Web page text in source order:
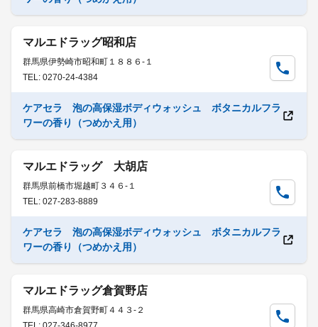
マルエドラッグ昭和店
群馬県伊勢崎市昭和町１８８６-１
TEL: 0270-24-4384
ケアセラ 泡の高保湿ボディウォッシュ ボタニカルフラ
ワーの香り（つめかえ用）
マルエドラッグ 大胡店
群馬県前橋市堀越町３４６-１
TEL: 027-283-8889
ケアセラ 泡の高保湿ボディウォッシュ ボタニカルフラ
ワーの香り（つめかえ用）
マルエドラッグ倉賀野店
群馬県高崎市倉賀野町４４３-２